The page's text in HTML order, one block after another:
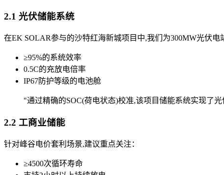
2.1 光伏储能系统
在EK SOLAR参与的沙特红海新城项目中,我们为300MW光伏电
≥95%的系统效率
0.5C的充放电倍率
IP67防护等级的电池舱
"通过精确的SOC(荷电状态)校准,该项目储能系统实现了
2.2 工商业储能
针对峰谷电价套利场景,建议重点关注：
≥4500次循环寿命